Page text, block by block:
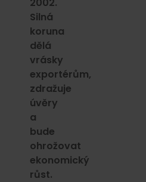
Silná
koruna
dělá
vrásky
exportérům,
zdražuje
úvěry
a
bude
ohrožovat
ekonomický
růst.